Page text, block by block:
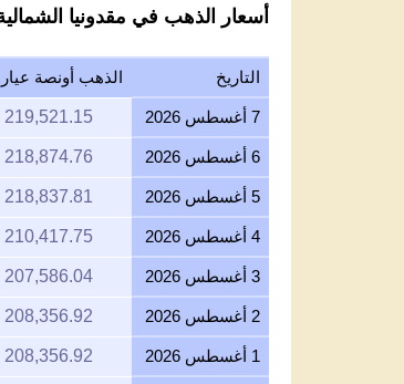
أسعار الذهب في مقدونيا الشمالية في أغسطس 2026
التاريخ الذهب أونصة عيار 23
7 أغسطس 2026 219,521.15
6 أغسطس 2026 218,874.76
5 أغسطس 2026 218,837.81
4 أغسطس 2026 210,417.75
3 أغسطس 2026 207,586.04
2 أغسطس 2026 208,356.92
1 أغسطس 2026 208,356.92